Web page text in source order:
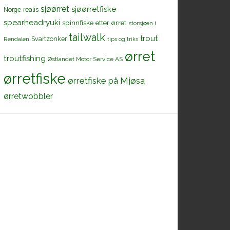
Norge realis sjøørret sjøørretfiske
spearheadryuki spinnfiske etter ørret storsjøen i
Rendalen Svartzonker tailwalk tips og triks trout
troutfishing Østlandet Motor Service AS ørret
ørretfiske ørretfiske på Mjøsa
ørretwobbler